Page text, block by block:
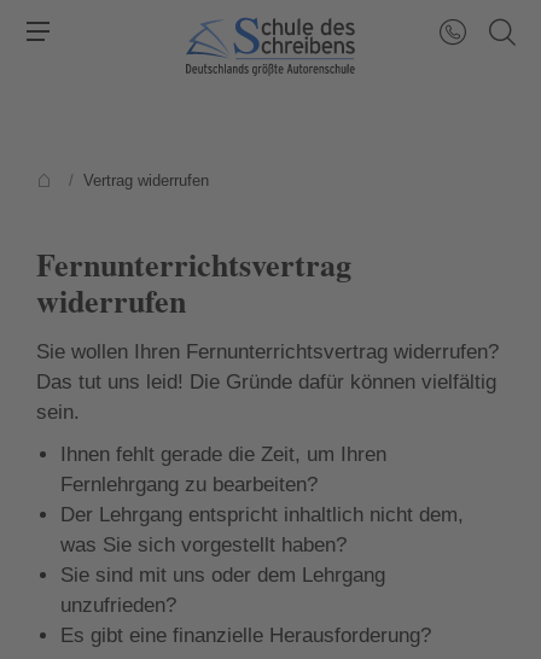
/ Vertrag widerrufen
Fernunterrichtsvertrag
widerrufen
Sie wollen Ihren Fernunterrichtsvertrag widerrufen?
Das tut uns leid! Die Gründe dafür können vielfältig
sein.
Ihnen fehlt gerade die Zeit, um Ihren
Fernlehrgang zu bearbeiten?
Der Lehrgang entspricht inhaltlich nicht dem,
was Sie sich vorgestellt haben?
Sie sind mit uns oder dem Lehrgang
unzufrieden?
Es gibt eine finanzielle Herausforderung?